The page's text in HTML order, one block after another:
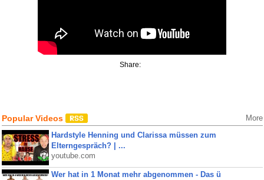
Share:
Popular Videos More
Hardstyle Henning und Clarissa müssen zum
Elterngespräch? | ...
youtube.com
Wer hat in 1 Monat mehr abgenommen - Das ü